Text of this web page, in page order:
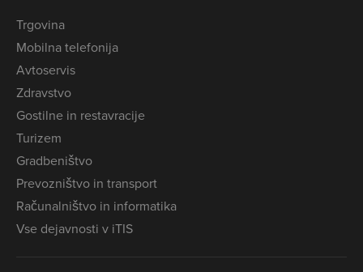
Trgovina
Mobilna telefonija
Avtoservis
Zdravstvo
Gostilne in restavracije
Turizem
Gradbeništvo
Prevozništvo in transport
Računalništvo in informatika
Vse dejavnosti v iTIS